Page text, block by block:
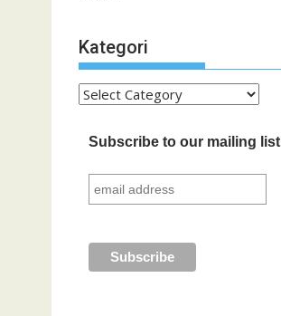
Kategori
Kategori
Subscribe to our mailing list